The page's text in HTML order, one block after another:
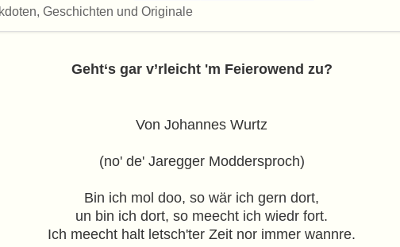
Geschichten und Originale
Geht‘s gar v’rleicht 'm Feierowend zu?
Von Johannes Wurtz
(no' de' Jaregger Moddersproch)
Bin ich mol doo, so wär ich gern dort,
un bin ich dort, so meecht ich wiedr fort.
Ich meecht halt letsch'ter Zeit nor immer wannre.